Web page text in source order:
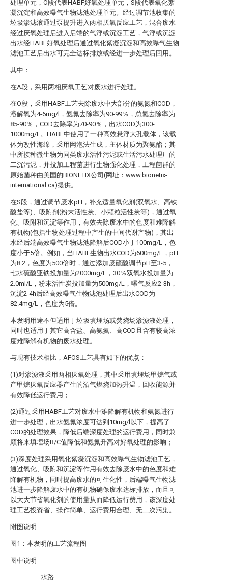
处理单元，O段代表HABF好氧处理单元，S段代表氧化絮
凝沉淀和高效曝气生物滤池处理单元。经过调节池收集的
垃圾渗滤液通过泵提升进入两相厌氧反应工艺，混合废水
经过厌氧处理后进入后端的气浮或沉淀工艺，气浮或沉淀
出水经HABF好氧处理后通过氧化絮凝沉淀和高效曝气生物
滤池工艺后出水可完全达标排放或经进一步处理后回用。
其中：
在A段，采用两相厌氧工艺对废水进行处理。
在O段，采用HABF工艺去除废水中大部分的氨氮和COD，
溶解氧为4-6mg/l，氨氮去除率为90-99％，总氮去除率为
85-90％，COD去除率为70-90％，出水COD为300-
1000mg/L。HABF中使用了一种高效悬浮大孔载体，该载
体为改性海绵，采用网泡法生成，主体材质为聚氨酯；其
中所接种微生物为同类废水活性污泥或生活污水处理厂的
二沉污泥，并投加工程菌进行生物强化处理，工程菌群的
原始菌种由美国的BIONETIX公司(网址：www.bionetix-
international.ca)提供。
在S段，通过调节废水pH，补充适量氧化剂(双氧水、高铁
酸盐等)、吸附剂(粉末活性炭、小颗粒活性炭等)，通过氧
化、吸附和沉淀等作用，有效去除废水中的色度和难降解
有机物(包括生物处理过程中产生的中间代谢产物)，其出
水经后端高效曝气生物滤池降解后COD小于100mg/L，色
度小于5倍。例如，当HABF生物出水COD为600mg/L，pH
为8.2，色度为500倍时，通过添加废硫酸调节pH至3-5，
七水硫酸亚铁投加量为2000mg/L，30％双氧水投加量为
2.0ml/L，粉末活性炭投加量为500mg/L，曝气反应2-3h，
沉淀2-4h后经高效曝气生物滤池处理后出水COD为
82.4mg/L，色度为5倍。
本发明用途不但适用于垃圾填埋场或焚烧场渗滤液处理，
同时也适用于其它高含盐、高氨氮、高COD且含有较高浓
度难降解有机物的废水处理。
与现有技术相比，AFOS工艺具有如下的优点：
(1)对渗滤液采用两相厌氧处理，其中采用填埋场甲烷气或
产甲烷厌氧反应器产生的沼气燃烧加热升温，回收能源并
有效降低运行费用；
(2)通过采用HABF工艺对废水中难降解有机物和氨氮进行
进一步处理，出水氨氮浓度可达到10mg/l以下，提高了
COD的处理效果，降低后端深度处理的运行费用，同时兼
顾将来填埋场B/C值降低和氨氮升高对好氧处理的影响；
(3)深度处理采用氧化絮凝沉淀和高效曝气生物滤池工艺，
通过氧化、吸附和沉淀等作用有效去除废水中的色度和难
降解有机物，同时提高废水的可生化性，后端曝气生物滤
池进一步降解废水中的有机物确保废水达标排放，而且可
以大大节省氧化剂的使用量从而降低运行费用，该深度处
理工艺投资省、操作简单、运行费用合理、无二次污染。
附图说明
图1：本发明的工艺流程图
图中说明
——————水路